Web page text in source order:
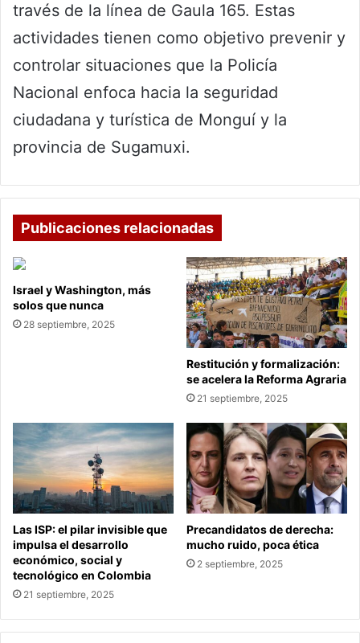
través de la línea de Gaula 165. Estas
actividades tienen como objetivo prevenir y
controlar situaciones que la Policía
Nacional enfoca hacia la seguridad
ciudadana y turística de Monguí y la
provincia de Sugamuxi.
Publicaciones relacionadas
Israel y Washington, más
solos que nunca
28 septiembre, 2025
Restitución y formalización:
se acelera la Reforma Agraria
21 septiembre, 2025
Las ISP: el pilar invisible que
impulsa el desarrollo
económico, social y
tecnológico en Colombia
21 septiembre, 2025
Precandidatos de derecha:
mucho ruido, poca ética
2 septiembre, 2025